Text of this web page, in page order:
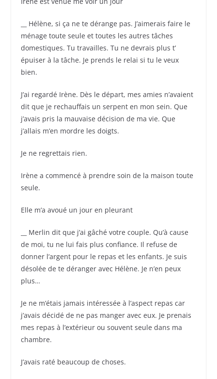
__ Hélène, si ça ne te dérange pas. J’aimerais faire le
ménage toute seule et toutes les autres tâches
domestiques. Tu travailles. Tu ne devrais plus t’
épuiser à la tâche. Je prends le relai si tu le veux
bien.
J’ai regardé Irène. Dès le départ, mes amies n’avaient
dit que je rechauffais un serpent en mon sein. Que
j’avais pris la mauvaise décision de ma vie. Que
j’allais m’en mordre les doigts.
Je ne regrettais rien.
Irène a commencé à prendre soin de la maison toute
seule.
Elle m’a avoué un jour en pleurant
__ Merlin dit que j’ai gâché votre couple. Qu’à cause
de moi, tu ne lui fais plus confiance. Il refuse de
donner l’argent pour le repas et les enfants. Je suis
désolée de te déranger avec Hélène. Je n’en peux
plus…
Je ne m’étais jamais intéressée à l’aspect repas car
j’avais décidé de ne pas manger avec eux. Je prenais
mes repas à l’extérieur ou souvent seule dans ma
chambre.
J’avais raté beaucoup de choses.